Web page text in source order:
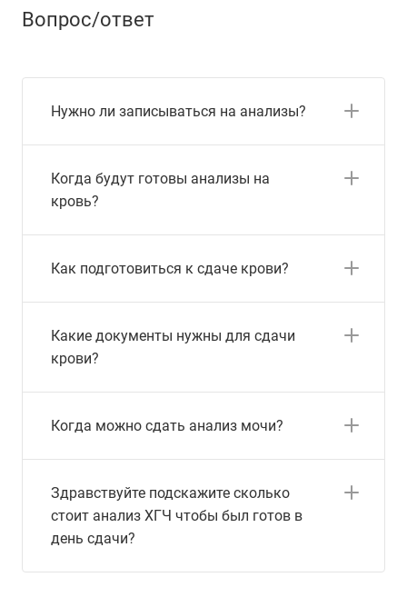
Вопрос/ответ
Нужно ли записываться на анализы?
Когда будут готовы анализы на
кровь?
Как подготовиться к сдаче крови?
Какие документы нужны для сдачи
крови?
Когда можно сдать анализ мочи?
Здравствуйте подскажите сколько
стоит анализ ХГЧ чтобы был готов в
день сдачи?